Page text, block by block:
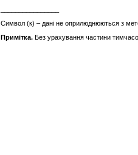
Символ (к) – дані не оприлюднюються з
Примітка. Без урахування частини